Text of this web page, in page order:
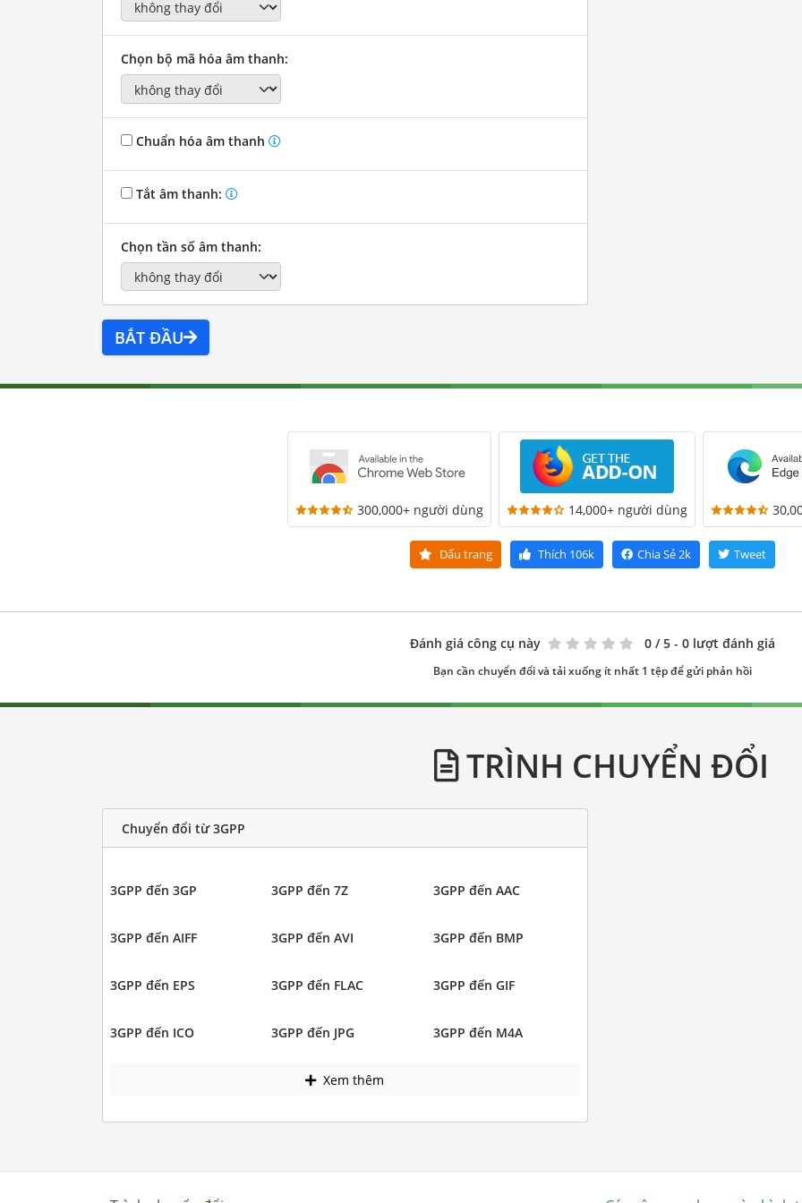
Chọn bộ mã hóa âm thanh:
Chuẩn hóa âm thanh
Tắt âm thanh:
Chọn tần số âm thanh:
BẮT ĐẦU
300,000+ người dùng 14,000+ người dùng
Dấu trang Thích 106k Chia Sẻ2k Tweet
Đánh giá công cụ này 0 / 5 - 0 lượt đánh giá
Bạn cần chuyển đổi và tải xuống ít nhất 1 tệp để gửi phản hồi
TRÌNH CHUYỂN ĐỔI
Chuyển đổi từ 3GPP
3GPP đến 3GP 3GPP đến 7Z 3GPP đến AAC
3GPP đến AIFF 3GPP đến AVI 3GPP đến BMP
3GPP đến EPS 3GPP đến FLAC 3GPP đến GIF
3GPP đến ICO 3GPP đến JPG 3GPP đến M4A
Xem thêm